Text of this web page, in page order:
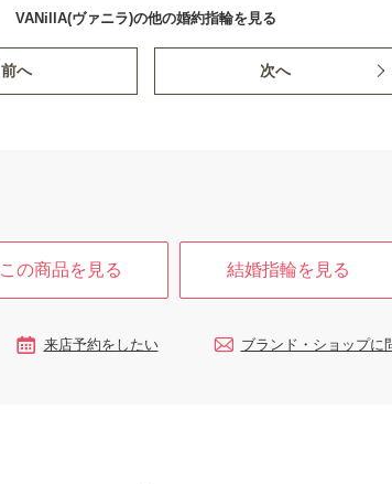
VANillA(ヴァニラ)の他の婚約指輪を見る
前へ 次へ
この商品を見る 結婚指輪を見る
来店予約をしたい ブランド・ショップに